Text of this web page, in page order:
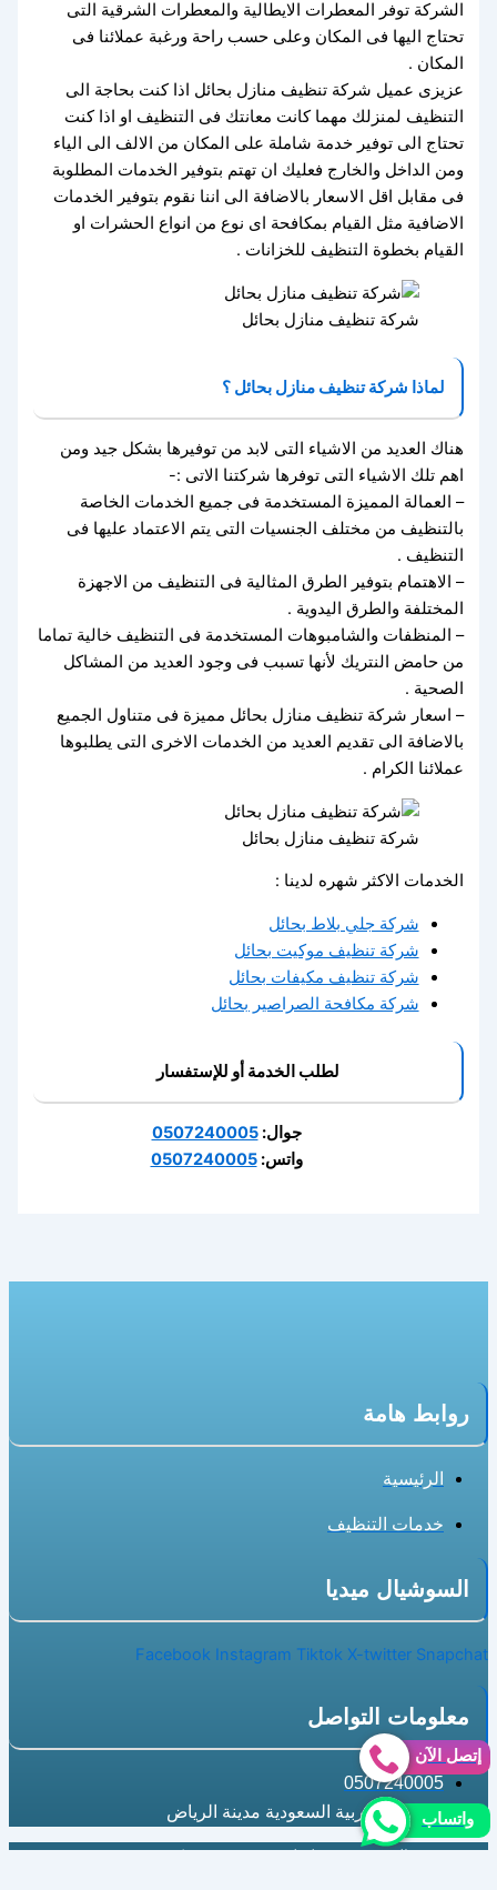
الشركة توفر المعطرات الايطالية والمعطرات الشرقية التى
تحتاج اليها فى المكان وعلى حسب راحة ورغبة عملائنا فى
المكان .
عزيزى عميل شركة تنظيف منازل بحائل اذا كنت بحاجة الى
التنظيف لمنزلك مهما كانت معانتك فى التنظيف او اذا كنت
تحتاج الى توفير خدمة شاملة على المكان من الالف الى الياء
ومن الداخل والخارج فعليك ان تهتم بتوفير الخدمات المطلوبة
فى مقابل اقل الاسعار بالاضافة الى اننا نقوم بتوفير الخدمات
الاضافية مثل القيام بمكافحة اى نوع من انواع الحشرات او
القيام بخطوة التنظيف للخزانات .
شركة تنظيف منازل بحائل
لماذا شركة تنظيف منازل بحائل ؟
هناك العديد من الاشياء التى لابد من توفيرها بشكل جيد ومن
اهم تلك الاشياء التى توفرها شركتنا الاتى :-
– العمالة المميزة المستخدمة فى جميع الخدمات الخاصة
بالتنظيف من مختلف الجنسيات التى يتم الاعتماد عليها فى
التنظيف .
– الاهتمام بتوفير الطرق المثالية فى التنظيف من الاجهزة
المختلفة والطرق اليدوية .
– المنظفات والشامبوهات المستخدمة فى التنظيف خالية تماما
من حامض النتريك لأنها تسبب فى وجود العديد من المشاكل
الصحية .
– اسعار شركة تنظيف منازل بحائل مميزة فى متناول الجميع
بالاضافة الى تقديم العديد من الخدمات الاخرى التى يطلبوها
عملائنا الكرام .
شركة تنظيف منازل بحائل
الخدمات الاكثر شهره لدينا :
شركة جلي بلاط بحائل
شركة تنظيف موكيت بحائل
شركة تنظيف مكيفات بحائل
شركة مكافحة الصراصير بحائل
لطلب الخدمة أو للإستفسار
جوال:0507240005
واتس:0507240005
روابط هامة
الرئيسية
خدمات التنظيف
السوشيال ميديا
Facebook Instagram Tiktok X-twitter Snapchat
معلومات التواصل
0507240005
المملكة العربية السعودية مدينة الرياض
جميع الحقوق محفوظة لسنة@2025 |شركة Myza
إتصل الآن
واتساب